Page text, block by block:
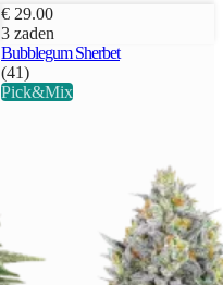
€ 29.00
3 zaden
Bubblegum Sherbet
(41)
Pick&Mix